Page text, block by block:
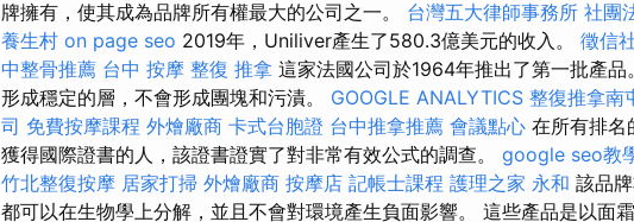
牌擁有，使其成為品牌所有權最大的公司之一。 台灣五大律師事務所 社團
養生村 on page seo 2019年，Uniliver產生了580.3億美元的收入。 徵信
中整骨推薦 台中 按摩 整復 推拿 這家法國公司於1964年推出了第一批產
形成穩定的層，不會形成團塊和污漬。 GOOGLE ANALYTICS 整復推拿南
司 免費按摩課程 外燴廠商 卡式台胞證 台中推拿推薦 會議點心 在所有排名
獲得國際證書的人，該證書證實了對非常有效公式的調查。 google seo教
竹北整復按摩 居家打掃 外燴廠商 按摩店 記帳士課程 護理之家 永和 該品
都可以在生物學上分解，並且不會對環境產生負面影響。 這些產品是以面